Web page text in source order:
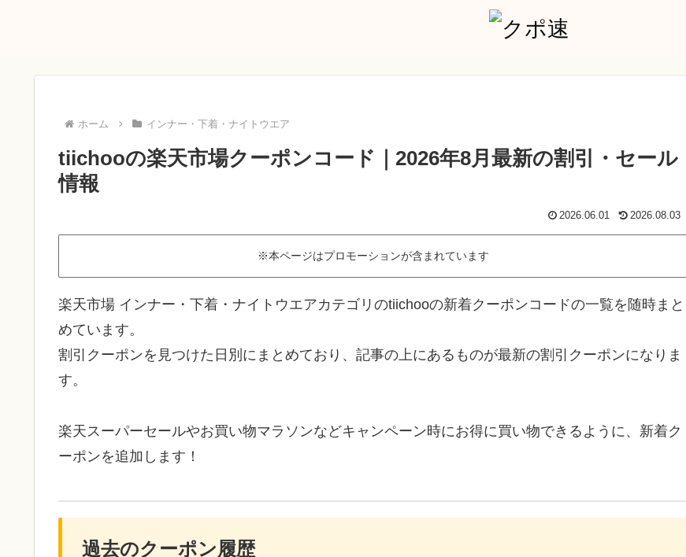
ホーム インナー・下着・ナイトウエア
tiichooの楽天市場クーポンコード｜2026年8月最新の割引・セール
情報
2026.06.01 2026.08.03
※本ページはプロモーションが含まれています
楽天市場 インナー・下着・ナイトウエアカテゴリのtiichooの新着クーポンコードの一覧を随時まと
めています。
割引クーポンを見つけた日別にまとめており、記事の上にあるものが最新の割引クーポンになりま
す。
楽天スーパーセールやお買い物マラソンなどキャンペーン時にお得に買い物できるように、新着ク
ーポンを追加します！
過去のクーポン履歴